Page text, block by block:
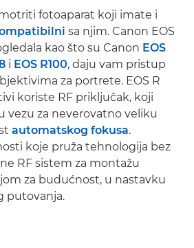
fotoaparat koji imate i
sa njim. Canon EOS
kao što su Canon EOS
i EOS R100, daju vam pristup
za portrete. EOS R
koriste RF priključak, koji
vezu za neverovatno veliku
automatskog fokusa.
koje pruža tehnologija bez
RF sistem za montažu
za budućnost, u nastavku
putovanja.